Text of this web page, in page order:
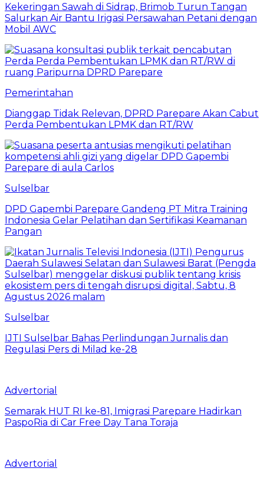
Kekeringan Sawah di Sidrap, Brimob Turun Tangan
Salurkan Air Bantu Irigasi Persawahan Petani dengan
Mobil AWC
Pemerintahan
Dianggap Tidak Relevan, DPRD Parepare Akan Cabut
Perda Pembentukan LPMK dan RT/RW
Sulselbar
DPD Gapembi Parepare Gandeng PT Mitra Training
Indonesia Gelar Pelatihan dan Sertifikasi Keamanan
Pangan
Sulselbar
IJTI Sulselbar Bahas Perlindungan Jurnalis dan
Regulasi Pers di Milad ke-28
Advertorial
Semarak HUT RI ke-81, Imigrasi Parepare Hadirkan
PaspoRia di Car Free Day Tana Toraja
Advertorial